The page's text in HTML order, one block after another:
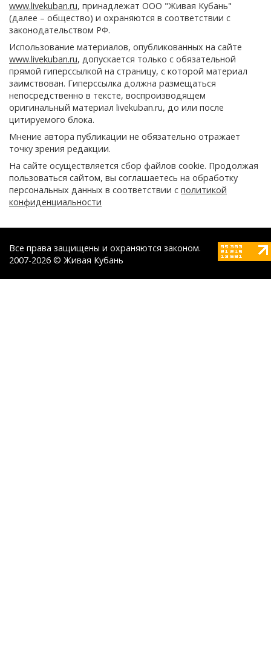
www.livekuban.ru, принадлежат ООО "Живая Кубань"
(далее – общество) и охраняются в соответствии с
законодательством РФ.
Использование материалов, опубликованных на сайте
www.livekuban.ru, допускается только с обязательной
прямой гиперссылкой на страницу, с которой материал
заимствован. Гиперссылка должна размещаться
непосредственно в тексте, воспроизводящем
оригинальный материал livekuban.ru, до или после
цитируемого блока.
Мнение автора публикации не обязательно отражает
точку зрения редакции.
На сайте осуществляется сбор файлов cookie. Продолжая
пользоваться сайтом, вы соглашаетесь на обработку
персональных данных в соответствии с политикой
конфиденциальности
Все права защищены и охраняются законом.
2007-2026 © Живая Кубань